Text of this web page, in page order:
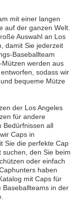
mit einer langen
auf der ganzen Welt.
Auswahl an Los
damit Sie jederzeit
Baseballteam
werden aus
sodass wir
bequeme Mütze
der Los Angeles
für andere
Bedürfnissen all
Caps in
Sie die perfekte Cap
den Sie beim
oder einfach
haben
mit Caps für
Baseballteams in der